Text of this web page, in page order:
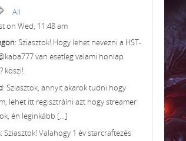
All
on Wed, 11:48 am
: Sziasztok! Hogy lehet nevezni a HST-
van esetleg valami honlap
köszi!
: Sziasztok, annyit akarok tudni hogy
lehet itt regisztrálni azt hogy streamer
én leginkább [...]
: Sziasztok! Valahogy 1 év starcraftezés